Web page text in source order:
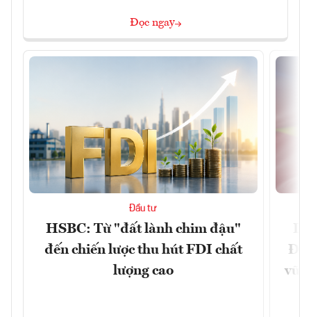
Đọc ngay
Đầu tư
HSBC: Từ "đất lành chim đậu"
đến chiến lược thu hút FDI chất
lượng cao